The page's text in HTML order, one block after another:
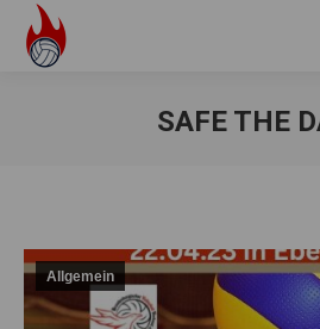
SAFE THE
Allgemein